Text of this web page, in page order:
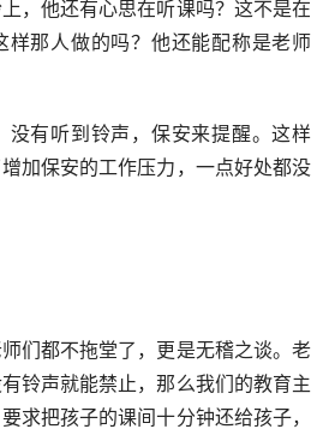
，他还有心思在听课吗？这不是在
样那人做的吗？他还能配称是老师
没有听到铃声，保安来提醒。这样
加保安的工作压力，一点好处都没
们都不拖堂了，更是无稽之谈。老
铃声就能禁止，那么我们的教育主
求把孩子的课间十分钟还给孩子，